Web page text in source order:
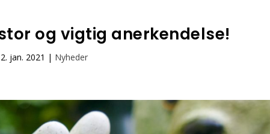
og vigtig anerkendelse!
2. jan. 2021 | Nyheder